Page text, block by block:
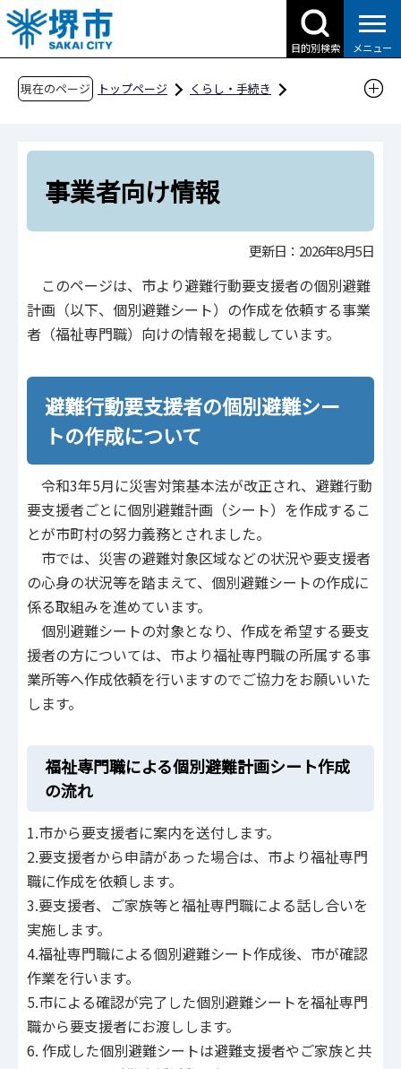
こ
の
ペ
目的別検索 メニュー
現在のページ トップページ
くらし・手続き
要配慮者（避難行動要支援者）対策
事業者向け情報
事業者向け情報
更新日：2026年8月5日
このページは、市より避難行動要支援者の個別避難
計画（以下、個別避難シート）の作成を依頼する事業
者（福祉専門職）向けの情報を掲載しています。
避難行動要支援者の個別避難シー
トの作成について
令和3年5月に災害対策基本法が改正され、避難行動
要支援者ごとに個別避難計画（シート）を作成するこ
とが市町村の努力義務とされました。
市では、災害の避難対象区域などの状況や要支援者
の心身の状況等を踏まえて、個別避難シートの作成に
係る取組みを進めています。
個別避難シートの対象となり、作成を希望する要支
援者の方については、市より福祉専門職の所属する事
業所等へ作成依頼を行いますのでご協力をお願いいた
します。
福祉専門職による個別避難計画シート作成
の流れ
1.市から要支援者に案内を送付します。
2.要支援者から申請があった場合は、市より福祉専門
職に作成を依頼します。
3.要支援者、ご家族等と福祉専門職による話し合いを
実施します。
4.福祉専門職による個別避難シート作成後、市が確認
作業を行います。
5.市による確認が完了した個別避難シートを福祉専門
職から要支援者にお渡しします。
6. 作成した個別避難シートは避難⽀援者やご家族と共